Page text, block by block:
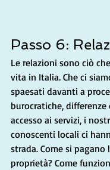
Passo 6:
Le relazioni sono ciò
vita in Italia. Che ci
spaesati davanti a
burocratiche,
accesso ai servizi, i
conoscenti locali ci
strada. Come si pagano
proprietà? Come